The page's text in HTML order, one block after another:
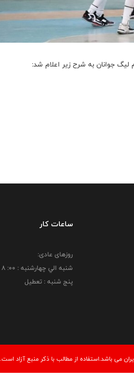
لیگ جوانان به شرح زیر اعلام شد:
ساعات کار
روزهای عادی:
شنبه الي چهارشنبه : 00: 8 لغايت 16:00
پنج شنبه : تعطیل
می باشد.استفاده از مطالب با ذكر منبع آزاد است.